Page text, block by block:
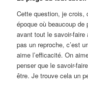
Cette question, je crois,
époque où beaucoup
avant tout le savoir-faire
pas un reproche, c’est
aime l’efficacité. On
penser que le savoir-
être. Je trouve cela un